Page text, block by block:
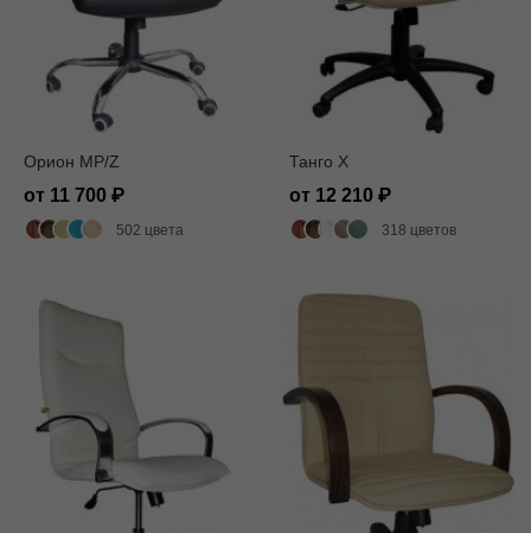
Орион MP/Z
от 11 700
502 цвета
Танго X
от 12 210
318 цветов